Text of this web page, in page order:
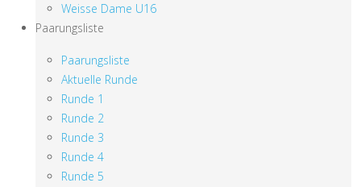
Weisse Dame U16
Paarungsliste
Paarungsliste
Aktuelle Runde
Runde 1
Runde 2
Runde 3
Runde 4
Runde 5